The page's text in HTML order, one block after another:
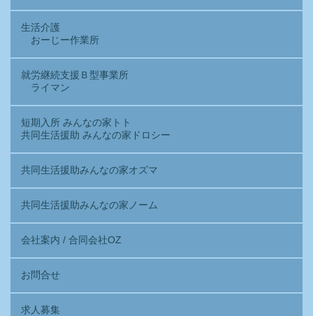
生活介護
おーじー作業所
就労継続支援Ｂ型事業所
ライマン
短期入所 みんなの家トト
共同生活援助 みんなの家ドロシー
共同生活援助みんなの家オズマ
共同生活援助みんなの家ノーム
会社案内 / 合同会社OZ
お問合せ
求人募集